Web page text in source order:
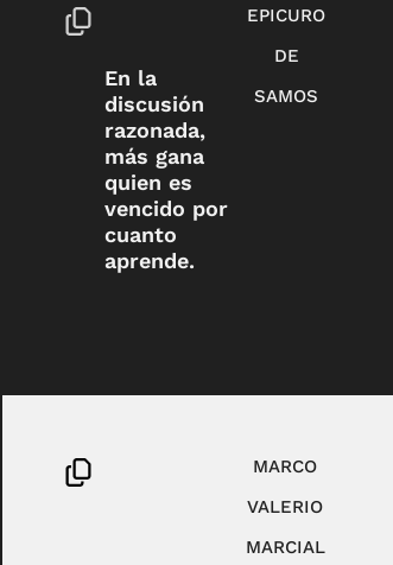
En la
discusión
razonada,
más gana
quien es
vencido por
cuanto
aprende.
EPICURO
DE
SAMOS
MARCO
VALERIO
MARCIAL